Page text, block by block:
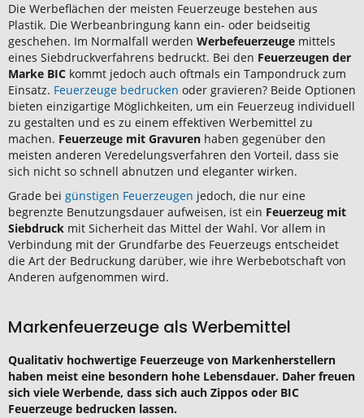
Die Werbeflächen der meisten Feuerzeuge bestehen aus
Plastik. Die Werbeanbringung kann ein- oder beidseitig
geschehen. Im Normalfall werden Werbefeuerzeuge mittels
eines Siebdruckverfahrens bedruckt. Bei den Feuerzeugen der
Marke BIC kommt jedoch auch oftmals ein Tampondruck zum
Einsatz. Feuerzeuge bedrucken oder gravieren? Beide Optionen
bieten einzigartige Möglichkeiten, um ein Feuerzeug individuell
zu gestalten und es zu einem effektiven Werbemittel zu
machen. Feuerzeuge mit Gravuren haben gegenüber den
meisten anderen Veredelungsverfahren den Vorteil, dass sie
sich nicht so schnell abnutzen und eleganter wirken.
Grade bei günstigen Feuerzeugen jedoch, die nur eine
begrenzte Benutzungsdauer aufweisen, ist ein Feuerzeug mit
Siebdruck mit Sicherheit das Mittel der Wahl. Vor allem in
Verbindung mit der Grundfarbe des Feuerzeugs entscheidet
die Art der Bedruckung darüber, wie ihre Werbebotschaft von
Anderen aufgenommen wird.
Markenfeuerzeuge als Werbemittel
Qualitativ hochwertige Feuerzeuge von Markenherstellern
haben meist eine besondern hohe Lebensdauer. Daher freuen
sich viele Werbende, dass sich auch Zippos oder BIC
Feuerzeuge bedrucken lassen.